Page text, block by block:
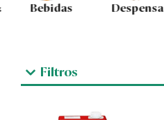
Bebidas Despensa
Filtros